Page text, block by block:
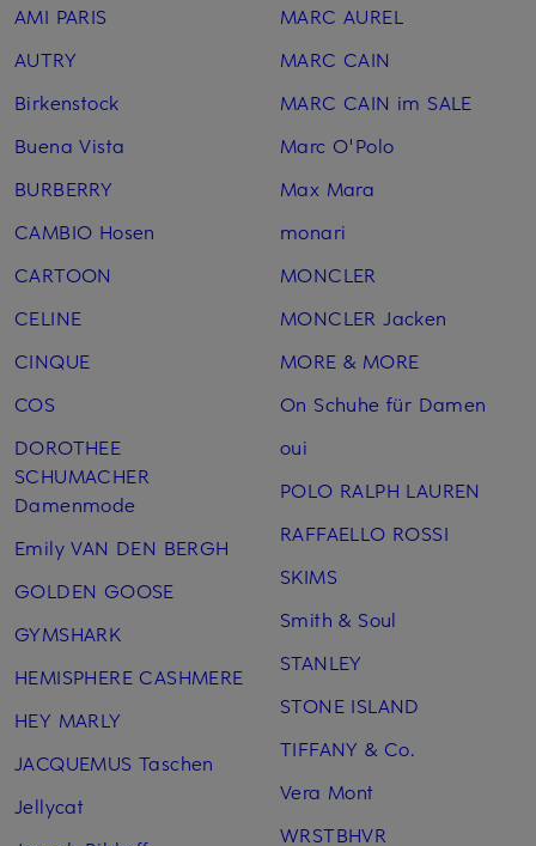
AMI PARIS
AUTRY
Birkenstock
Buena Vista
BURBERRY
CAMBIO Hosen
CARTOON
CELINE
CINQUE
COS
DOROTHEE
SCHUMACHER
Damenmode
Emily VAN DEN BERGH
GOLDEN GOOSE
GYMSHARK
HEMISPHERE CASHMERE
HEY MARLY
JACQUEMUS Taschen
Jellycat
MARC AUREL
MARC CAIN
MARC CAIN im SALE
Marc O'Polo
Max Mara
monari
MONCLER
MONCLER Jacken
MORE & MORE
On Schuhe für Damen
oui
POLO RALPH LAUREN
RAFFAELLO ROSSI
SKIMS
Smith & Soul
STANLEY
STONE ISLAND
TIFFANY & Co.
Vera Mont
WRSTBHVR